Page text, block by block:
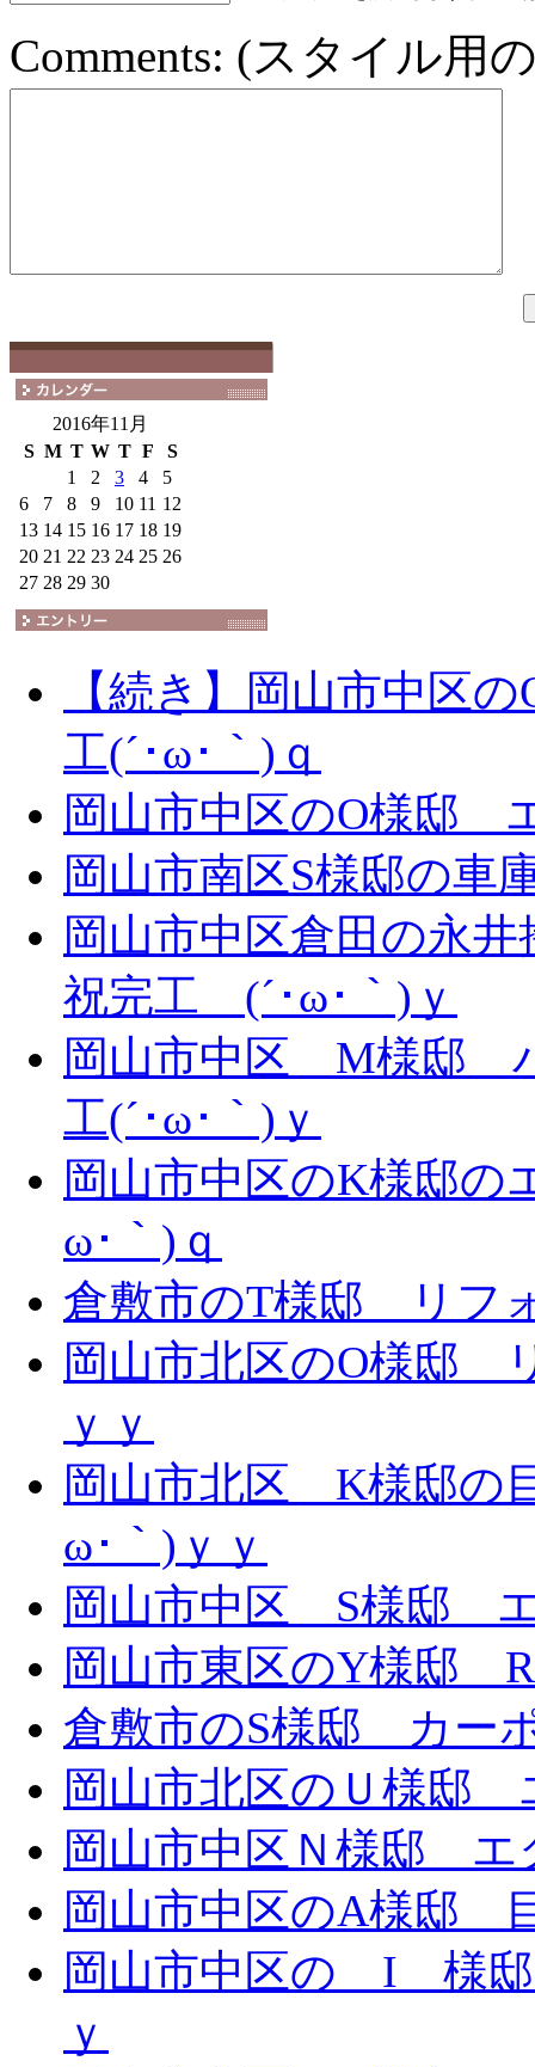
Comments: (スタイル用
2016年11月
S M T W T F
S
1
2 3 4
5
6
7 8 9 10 11 12
13 14 15 16 17 18 19
20 21 22 23 24 25 26
27 28 29 30
【続き】岡山市中区
工(´･ω･｀)ｑ
岡山市中区のO様邸
岡山市南区S様邸の車
岡山市中区倉田の永
祝完工 (´･ω･｀)ｙ
岡山市中区 M様邸
工(´･ω･｀)ｙ
岡山市中区のK様邸の
ω･｀)ｑ
倉敷市のT様邸 リフ
岡山市北区のO様邸
ｙｙ
岡山市北区 K様邸の
ω･｀)ｙｙ
岡山市中区 S様邸 エ
岡山市東区のY様邸
倉敷市のS様邸 カー
岡山市北区のＵ様邸
岡山市中区Ｎ様邸 エ
岡山市中区のA様邸
岡山市中区の I 様
ｙ